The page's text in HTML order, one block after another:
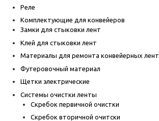
Реле
Комплектующие для конвейеров
Замки для стыковки лент
Клей для стыковки лент
Материалы для ремонта конвейерных лент
Футеровочный материал
Щетки электрические
Системы очистки ленты
Скребок первичной очистки
Скребок вторичной очитски